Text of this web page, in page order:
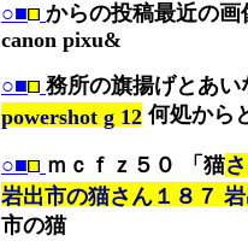
○■ からの投稿最近の画
canon pixu&
○■ 務所の旗揚げとあい
powershot g 12 何処から
○■ ｍｃｆｚ５０ 「猫
岩出市の猫さん１８７
市の猫